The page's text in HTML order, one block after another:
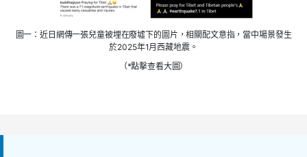
圖一：近日網傳一張兒童被埋在廢墟下的圖片，相關配文意指，當中場景發生
於2025年1月西藏地震。
（*點擊查看大圖）